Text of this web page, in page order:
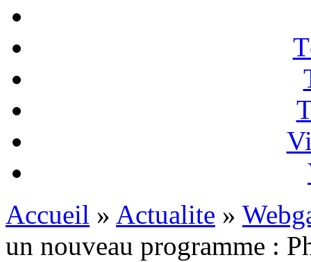
Accueil » Actualite »
un nouveau programme :